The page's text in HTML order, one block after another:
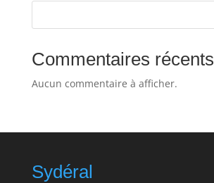
Commentaires récents
Aucun commentaire à afficher.
Sydéral